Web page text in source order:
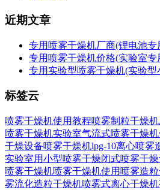
近期文章
专用喷雾干燥机厂商(锂电池专
专用喷雾干燥机价格(实验室专
专用实验型喷雾干燥机(实验
标签云
喷雾干燥机使用教程喷雾制粒干燥机
喷雾干燥机实验室气流式喷雾干燥机
干燥设备喷雾干燥机lpg-10离心喷雾
实验室用小型喷雾干燥闭式喷雾干
喷雾干燥机喷雾干燥机使用 喷雾造
雾流化造粒干燥机喷雾式离心干燥机